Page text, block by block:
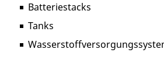
Batteriestacks
Tanks